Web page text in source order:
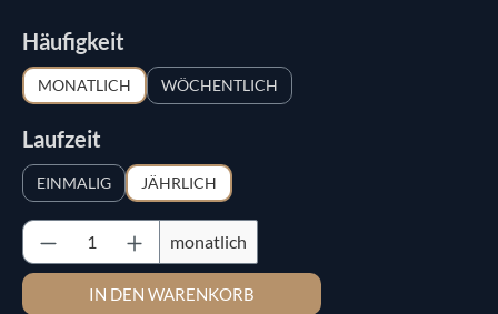
Häufigkeit
MONATLICH WÖCHENTLICH
Laufzeit
EINMALIG JÄHRLICH
Produkt Anzahl: Gib den gewünschten Wert
monatlich
IN DEN WARENKORB